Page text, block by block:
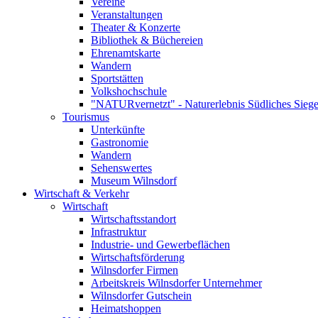
Veranstaltungen
Theater & Konzerte
Bibliothek & Büchereien
Ehrenamtskarte
Wandern
Sportstätten
Volkshochschule
"NATURvernetzt" - Naturerlebnis Südliches
Tourismus
Unterkünfte
Gastronomie
Wandern
Sehenswertes
Museum Wilnsdorf
Wirtschaft & Verkehr
Wirtschaft
Wirtschaftsstandort
Infrastruktur
Industrie- und Gewerbeflächen
Wirtschaftsförderung
Wilnsdorfer Firmen
Arbeitskreis Wilnsdorfer Unternehmer
Wilnsdorfer Gutschein
Heimatshoppen